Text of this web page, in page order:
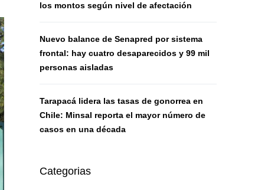
los montos según nivel de afectación
Nuevo balance de Senapred por sistema
frontal: hay cuatro desaparecidos y 99 mil
personas aisladas
Tarapacá lidera las tasas de gonorrea en
Chile: Minsal reporta el mayor número de
casos en una década
Categorias